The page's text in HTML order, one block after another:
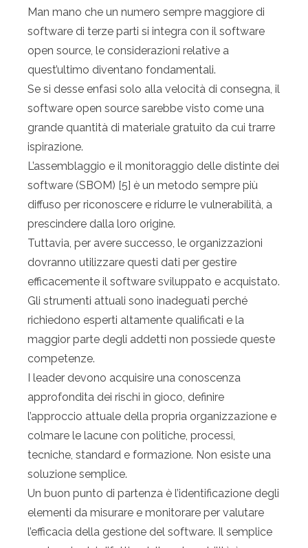
Man mano che un numero sempre maggiore di
software di terze parti si integra con il software
open source, le considerazioni relative a
quest’ultimo diventano fondamentali.
Se si desse enfasi solo alla velocità di consegna, il
software open source sarebbe visto come una
grande quantità di materiale gratuito da cui trarre
ispirazione.
L’assemblaggio e il monitoraggio delle distinte dei
software (SBOM) [5] è un metodo sempre più
diffuso per riconoscere e ridurre le vulnerabilità, a
prescindere dalla loro origine.
Tuttavia, per avere successo, le organizzazioni
dovranno utilizzare questi dati per gestire
efficacemente il software sviluppato e acquistato.
Gli strumenti attuali sono inadeguati perché
richiedono esperti altamente qualificati e la
maggior parte degli addetti non possiede queste
competenze.
I leader devono acquisire una conoscenza
approfondita dei rischi in gioco, definire
l’approccio attuale della propria organizzazione e
colmare le lacune con politiche, processi,
tecniche, standard e formazione. Non esiste una
soluzione semplice.
Un buon punto di partenza è l’identificazione degli
elementi da misurare e monitorare per valutare
l’efficacia della gestione del software. Il semplice